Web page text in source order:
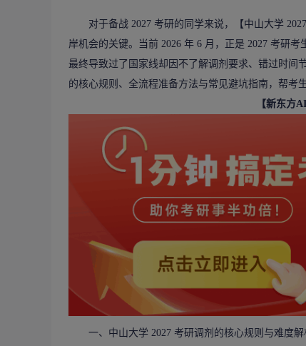
对于备战 2027 考研的同学来说，【中山大学 2027
岸机会的关键。当前 2026 年 6 月，正是 2027 考研
最终导致过了国家线却因不了解调剂要求、错过时间
的核心规则、全流程准备方法与常见避坑指南，帮考
【新东方
一、中山大学 2027 考研调剂的核心规则与难度解